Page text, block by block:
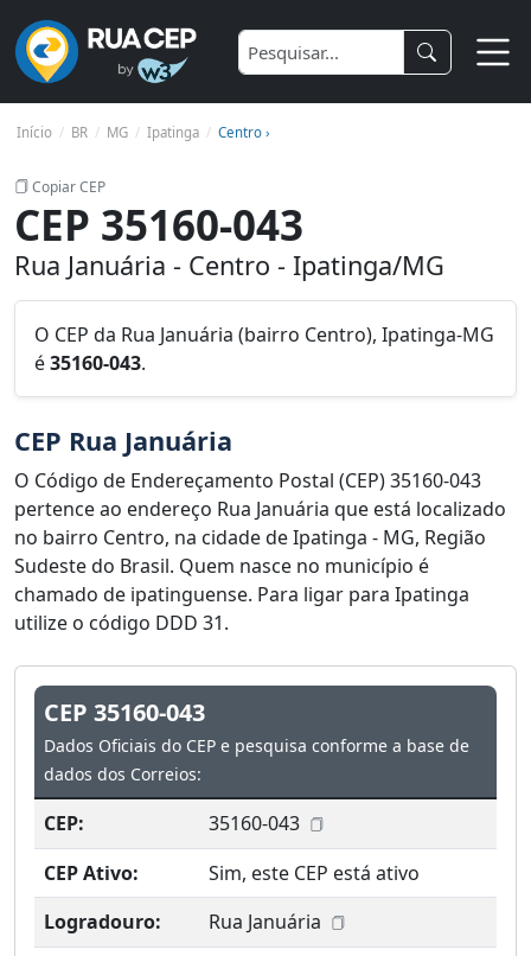
Início BR MG Ipatinga Centro ›
Copiar CEP
CEP 35160-043
Rua Januária - Centro - Ipatinga/MG
O CEP da Rua Januária (bairro Centro), Ipatinga-MG
é35160-043.
CEP Rua Januária
O Código de Endereçamento Postal (CEP) 35160-043
pertence ao endereço Rua Januária que está localizado
no bairro Centro, na cidade de Ipatinga - MG, Região
Sudeste do Brasil. Quem nasce no município é
chamado de ipatinguense. Para ligar para Ipatinga
utilize o código DDD 31.
CEP 35160-043
Dados Oficiais do CEP e pesquisa conforme a base de
dados dos Correios:
CEP:
35160-043
CEP Ativo:
Sim, este CEP está ativo
Logradouro:
Rua Januária